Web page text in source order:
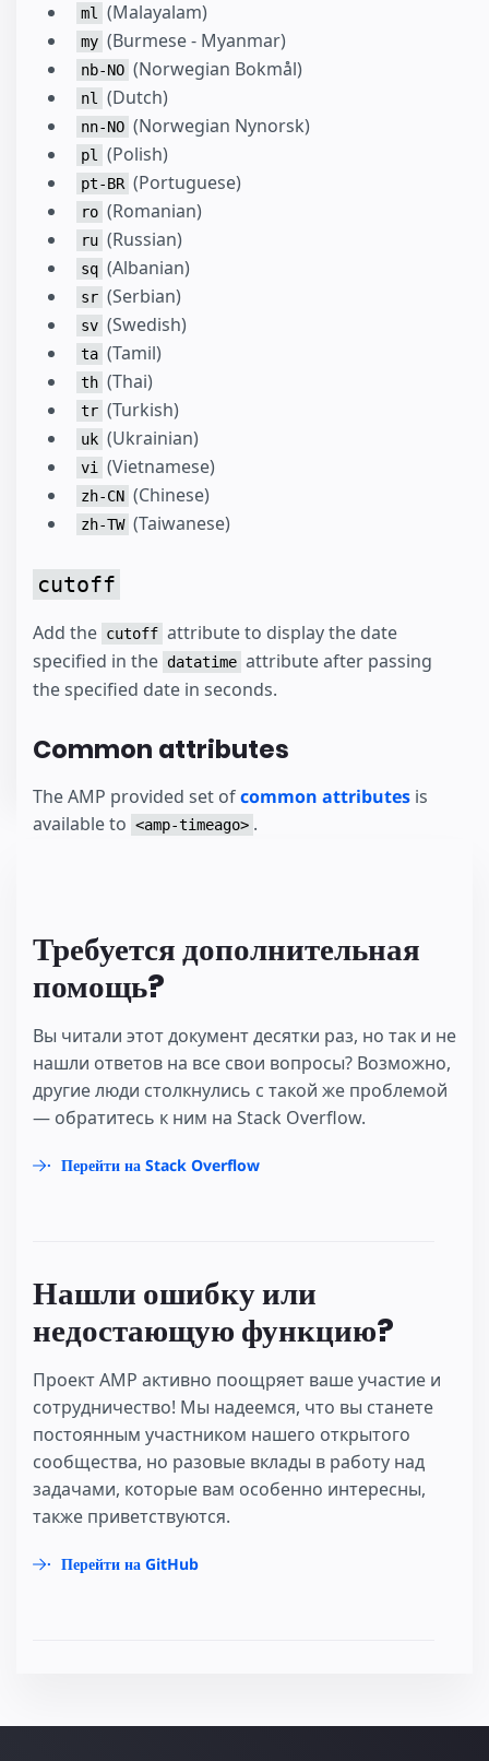
ml (Malayalam)
my (Burmese - Myanmar)
nb-NO (Norwegian Bokmål)
nl (Dutch)
nn-NO (Norwegian Nynorsk)
pl (Polish)
pt-BR (Portuguese)
ro (Romanian)
ru (Russian)
sq (Albanian)
sr (Serbian)
sv (Swedish)
ta (Tamil)
th (Thai)
tr (Turkish)
uk (Ukrainian)
vi (Vietnamese)
zh-CN (Chinese)
zh-TW (Taiwanese)
cutoff
Add the cutoff attribute to display the date
specified in the datatime attribute after passing
the specified date in seconds.
Common attributes
The AMP provided set ofcommon attributes is
available to <amp-timeago> .
Требуется дополнительная
помощь?
Вы читали этот документ десятки раз, но так и не
нашли ответов на все свои вопросы? Возможно,
другие люди столкнулись с такой же проблемой
— обратитесь к ним на Stack Overflow.
Перейти на Stack Overflow
Нашли ошибку или
недостающую функцию?
Проект AMP активно поощряет ваше участие и
сотрудничество! Мы надеемся, что вы станете
постоянным участником нашего открытого
сообщества, но разовые вклады в работу над
задачами, которые вам особенно интересны,
также приветствуются.
Перейти на GitHub